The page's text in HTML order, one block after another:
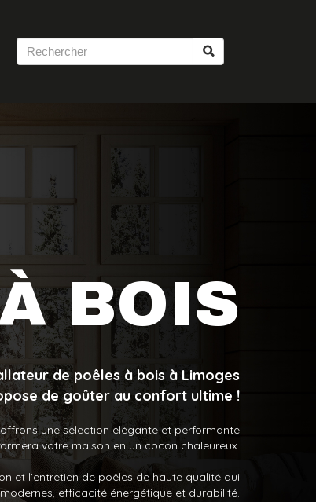
BOIS
de poêles à bois à Limoges
de goûter au confort ultime !
une sélection élégante et performante
votre maison en un cocon chaleureux.
et l’entretien de poêles de haute qualité qui
efficacité énergétique et durabilité.